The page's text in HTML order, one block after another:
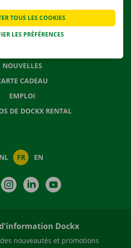
NOUS
NOUVELLES
CADEAU
EMPLOI
DE DOCKX RENTAL
NL FR EN
InstagramLinkedIn
Dockx
nouveautés et promotions
LES PRÉFÉRENCES
TOUS LES COOKIES